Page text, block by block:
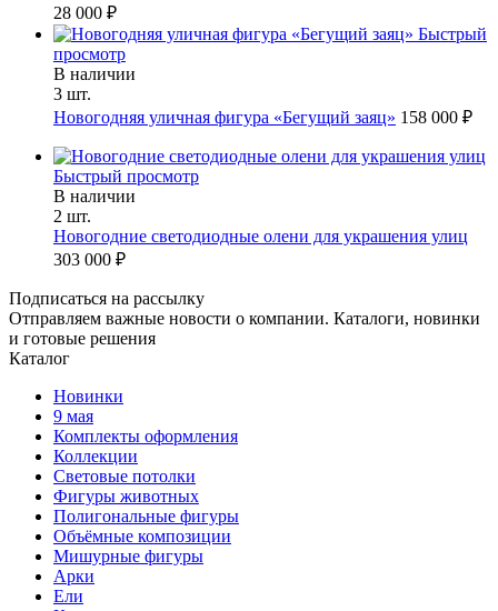
28 000 ₽
Быстрый
просмотр
В наличии
3 шт.
Новогодняя уличная фигура «Бегущий заяц» 158 000 ₽
Быстрый просмотр
В наличии
2 шт.
Новогодние светодиодные олени для украшения улиц
303 000 ₽
Подписаться на рассылку
Отправляем важные новости о компании. Каталоги, новинки
и готовые решения
Каталог
Новинки
9 мая
Комплекты оформления
Коллекции
Световые потолки
Фигуры животных
Полигональные фигуры
Объёмные композиции
Мишурные фигуры
Арки
Ели